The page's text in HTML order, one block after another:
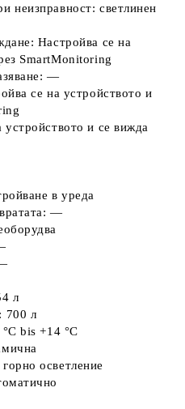
неизправност: светлинен
Настройва се на
SmartMonitoring
—
се на устройството и
и се вижда
в уреда
—
л
700 л
bis +14 °C
осветление